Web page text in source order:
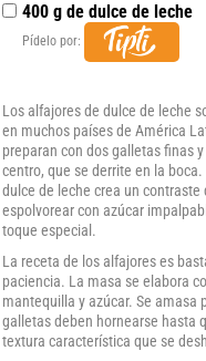
400 g de dulce de leche
Pídelo por:
Los alfajores de dulce de leche
en muchos países de América
preparan con dos galletas finas
centro, que se derrite en la
dulce de leche crea un
espolvorear con azúcar
toque especial.
La receta de los alfajores es
paciencia. La masa se elabora
mantequilla y azúcar. Se amasa
galletas deben hornearse hasta
textura característica que se